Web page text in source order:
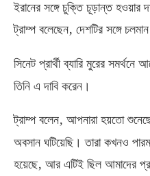
ইরানের সঙ্গে চুক্তি চূড়ান্ত হওয়ার
ট্রাম্প বলেছেন, দেশটির সঙ্গে
সিনেট প্রার্থী ব্যারি মুরের
তিনি এ দাবি করেন।
ট্রাম্প বলেন, আপনারা হয়তো
অবসান ঘটিয়েছি। তারা কখনও
হয়েছে, আর এটিই ছিল আমাদের